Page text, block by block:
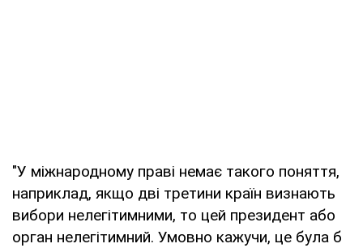
"У міжнародному праві немає такого поняття,
наприклад, якщо дві третини країн визнають
вибори нелегітимними, то цей президент або
орган нелегітимний. Умовно кажучи, це була б